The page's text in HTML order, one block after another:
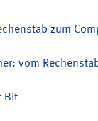
zum
vom
Bit